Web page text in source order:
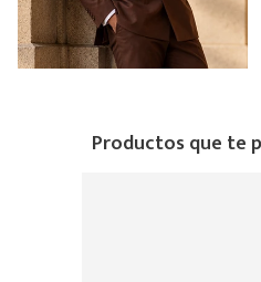
Productos que te